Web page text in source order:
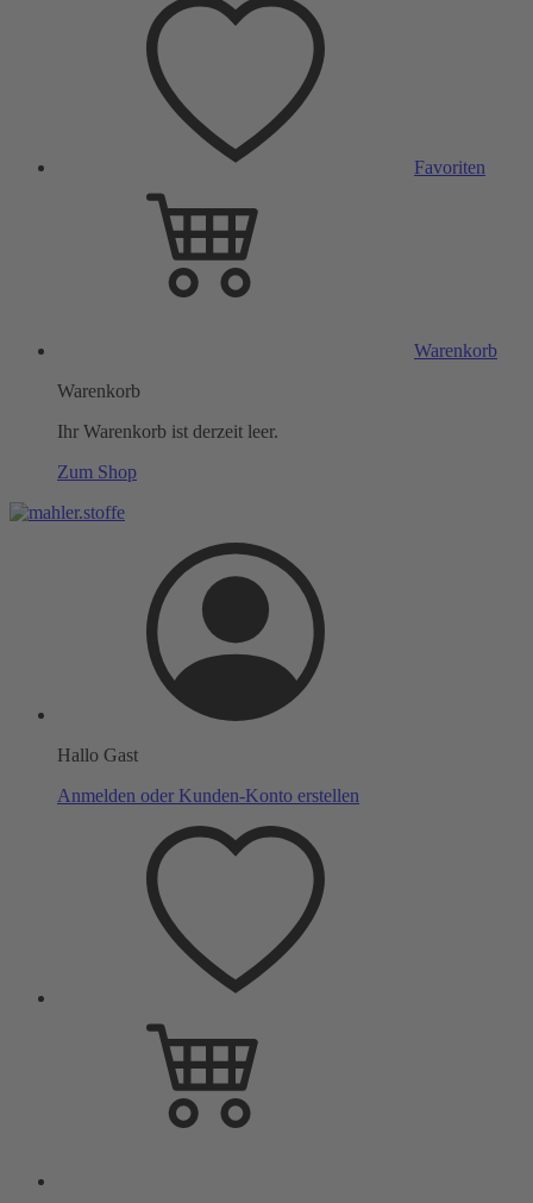
Favoriten
Warenkorb
Warenkorb
Ihr Warenkorb ist derzeit leer.
Zum Shop
Hallo Gast
Anmelden oder Kunden-Konto erstellen